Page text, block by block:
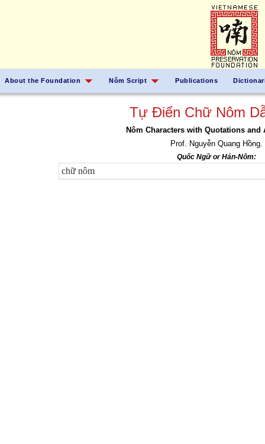
About the Foundation Nôm Script Publications
Tự Điển Chữ Nôm
Nôm Characters with Quotations and
Prof. Nguyễn Quang Hồng.
Quốc Ngữ or Hán-Nôm: